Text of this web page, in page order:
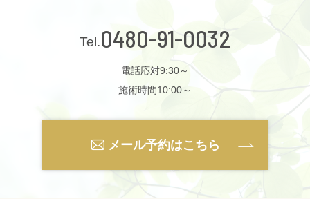
0480-91-0032
電話応対9:30～
施術時間10:00～
メール予約はこちら